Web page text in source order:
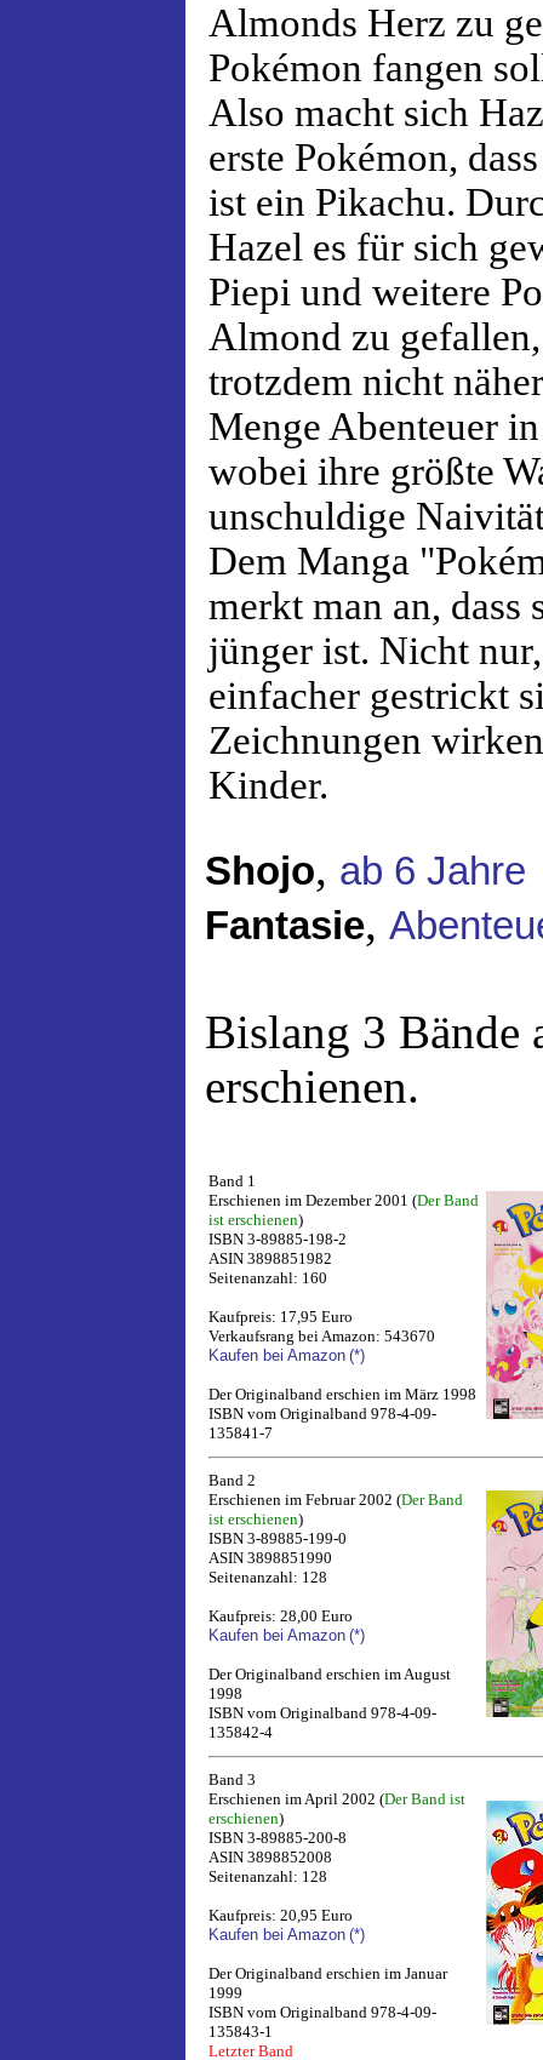
Almonds Herz zu
Pokémon fangen
Also macht sich
erste Pokémon,
ist ein Pikachu.
Hazel es für sich
Piepi und weitere
Almond zu
trotzdem nicht
Menge Abenteuer
wobei ihre größte
unschuldige
Dem Manga
merkt man an,
jünger ist. Nicht
einfacher gestrickt
Zeichnungen
Kinder.
Shojo, ab 6 Jahre
Fantasie,
Bislang 3 Bände
erschienen.
Band 1
Erschienen im Dezember 2001 (Der Band
ist erschienen)
ISBN 3-89885-198-2
ASIN 3898851982
Seitenanzahl: 160
Kaufpreis: 17,95 Euro
Verkaufsrang bei Amazon: 543670
Kaufen bei Amazon (*)
Der Originalband erschien im März 1998
ISBN vom Originalband 978-4-09-
135841-7
Band 2
Erschienen im Februar 2002 (Der Band
ist erschienen)
ISBN 3-89885-199-0
ASIN 3898851990
Seitenanzahl: 128
Kaufpreis: 28,00 Euro
Kaufen bei Amazon (*)
Der Originalband erschien im August
1998
ISBN vom Originalband 978-4-09-
135842-4
Band 3
Erschienen im April 2002 (Der Band ist
erschienen)
ISBN 3-89885-200-8
ASIN 3898852008
Seitenanzahl: 128
Kaufpreis: 20,95 Euro
Kaufen bei Amazon (*)
Der Originalband erschien im Januar
1999
ISBN vom Originalband 978-4-09-
135843-1
Letzter Band